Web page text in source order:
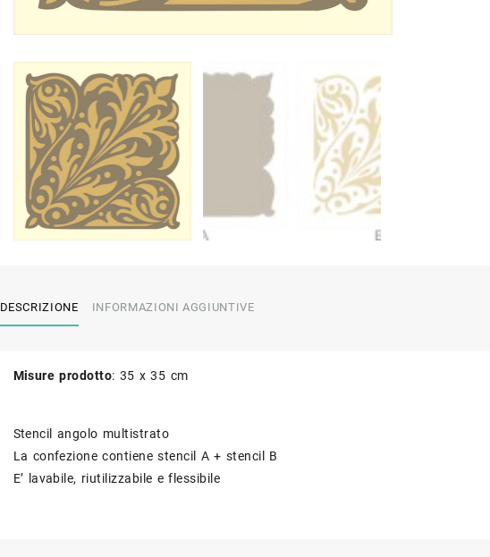
DESCRIZIONE INFORMAZIONI AGGIUNTIVE
Misure prodotto: 35 x 35 cm
Stencil angolo multistrato
La confezione contiene stencil A + stencil B
E’ lavabile, riutilizzabile e flessibile